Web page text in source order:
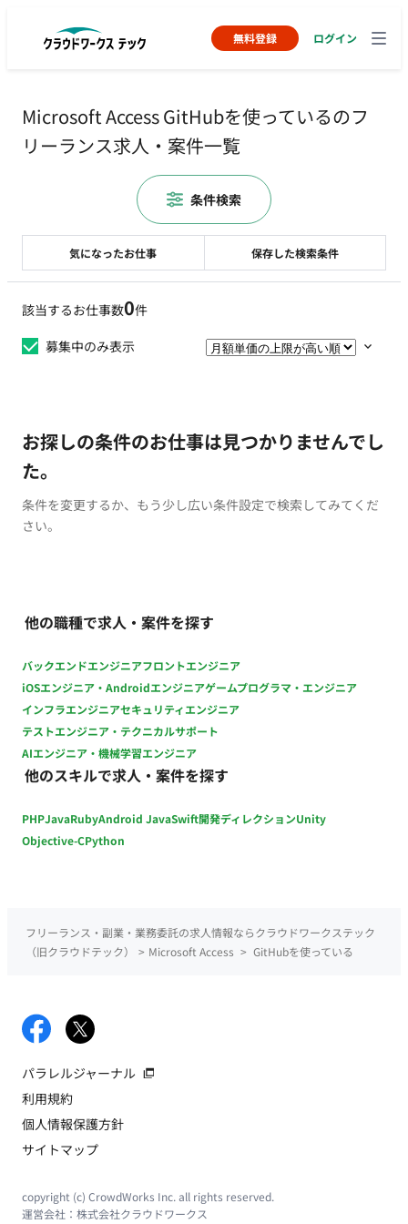
無料登録 ログイン
Microsoft Access GitHubを使っているのフ
リーランス求人・案件一覧
該当するお仕事数0件
募集中のみ表示
お探しの条件のお仕事は見つかりませんでし
た。
条件を変更するか、もう少し広い条件設定で検索してみてくだ
さい。
他の職種で求人・案件を探す
バックエンドエンジニアフロントエンジニア
iOSエンジニア・Androidエンジニアゲームプログラマ・エンジニア
インフラエンジニアセキュリティエンジニア
テストエンジニア・テクニカルサポート
AIエンジニア・機械学習エンジニア
他のスキルで求人・案件を探す
PHPJavaRubyAndroid JavaSwift開発ディレクションUnity
Objective-CPython
気になったお仕事 保存した検索条件
条件検索
フリーランス・副業・業務委託の求人情報ならクラウドワークステック
（旧クラウドテック）
> Microsoft Access > GitHubを使っている
パラレルジャーナル
利用規約
個人情報保護方針
サイトマップ
copyright (c) CrowdWorks Inc. all rights reserved.
運営会社： 株式会社クラウドワークス